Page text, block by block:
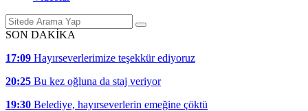
SON DAKİKA
17:09 Hayırseverlerimize teşekkür ediyoruz
20:25 Bu kez oğluna da staj veriyor
19:30 Belediye, hayırseverlerin emeğine çöktü